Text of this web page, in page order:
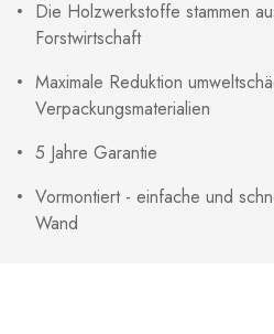
Die Holzwerkstoffe stammen
Forstwirtschaft
Maximale Reduktion
Verpackungsmaterialien
5 Jahre Garantie
Vormontiert - einfache und
Wand